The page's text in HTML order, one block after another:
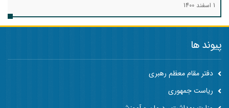
1 اسفند 1400
پیوند ها
دفتر مقام معظم رهبری
ریاست جمهوری